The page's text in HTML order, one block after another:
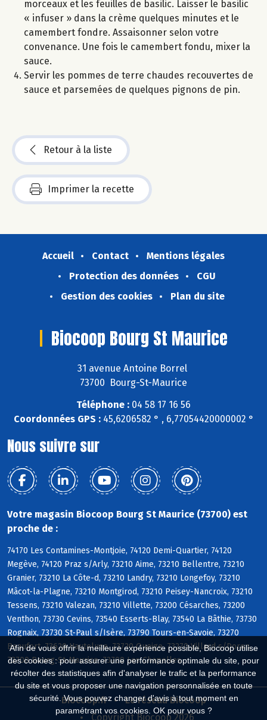
Afin de vous offrir la meilleure expérience possible, Biocoop utilise
des cookies : pour assurer une performance optimale du site, pour
récolter des statistiques afin d'analyser le trafic et la performance
du site et vous proposer une navigation personnalisée en toute
sécurité. Vous pouvez changer d'avis à tout moment en
paramétrant vos cookies. OK pour vous ?
morceaux et les feuilles de basilic. Laisser le basilic
« infuser » dans la crème quelques minutes et le
camembert fondre. Assaisonner selon votre
convenance. Une fois le camembert fondu, mixer la
sauce.
Servir les pommes de terre chaudes recouvertes de
sauce et parsemées de quelques pignons de pin.
Retour à la liste
Imprimer la recette
Accueil Contact
Mentions légales
Protection des données
CGU
Gestion des cookies
Plan du site
Biocoop Bourg St Maurice
31 avenue Antoine Borrel
73700 Bourg-St-Maurice
Téléphone : 04 58 17 16 56
Coordonnées GPS :45,6206582 ° , 6,77054420000002 °
Nous suivre sur
Votre magasin Biocoop Bourg St Maurice (73700) est
proche de :
74170 Les Contamines-Montjoie, 74120 Demi-Quartier, 74120
Megève, 74120 Praz s/Arly, 73210 Aime, 73210 Bellentre, 73210
Granier, 73210 La Côte-d, 73210 Landry, 73210 Longefoy, 73210
Mâcot-la-Plagne, 73210 Montgirod, 73210 Peisey-Nancroix, 73210
Tessens, 73210 Valezan, 73210 Villette, 73200 Césarches, 73200
Venthon, 73730 Cevins, 73540 Esserts-Blay, 73540 La Bâthie, 73730
Rognaix, 73730 St-Paul s/Isère, 73790 Tours-en-Savoie, 73270
Beaufort, 73620 Hauteluce, 73720 Queige, 73270 Villard s/Doron,
73700 Bourg-St-Maurice, 73700 Les Chapelles
Biocoop.fr
Le réseau Biocoop
Copyright Biocoop 2026